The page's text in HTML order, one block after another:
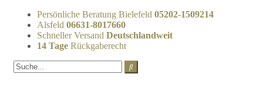
Persönliche Beratung Bielefeld 05202-1509214
Alsfeld 06631-8017660
Schneller Versand Deutschlandweit
14 Tage Rückgaberecht